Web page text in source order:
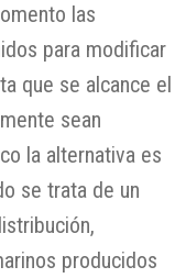
las
para modificar
que se alcance el
sean
la alternativa es
se trata de un
producidos